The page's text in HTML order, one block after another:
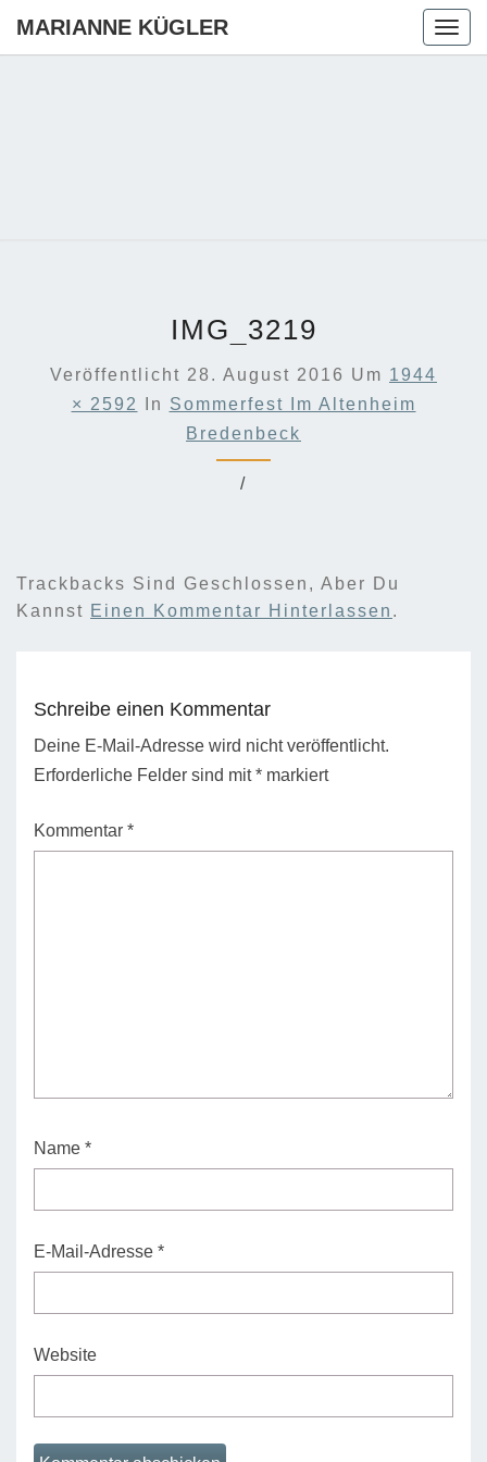
MARIANNE KÜGLER
IMG_3219
Veröffentlicht 28. August 2016 Um 1944
× 2592
In Sommerfest Im Altenheim
Bredenbeck
/
Trackbacks Sind Geschlossen, Aber Du
Kannst Einen Kommentar Hinterlassen .
Schreibe einen Kommentar
Deine E-Mail-Adresse wird nicht veröffentlicht.
Erforderliche Felder sind mit* markiert
Kommentar *
Name *
E-Mail-Adresse *
Website